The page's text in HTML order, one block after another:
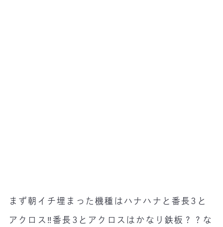
まず朝イチ埋まった機種はハナハナと番長3と
アクロス‼️番長3とアクロスはかなり鉄板？？な